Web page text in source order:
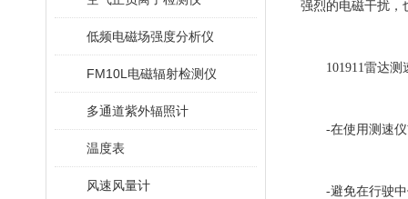
低频电磁场强度分析仪
FM10L电磁辐射检测仪
多通道紫外辐照计
温度表
风速风量计
强烈的电磁干扰，
101911雷达测
-在使用测速仪
-避免在行驶中